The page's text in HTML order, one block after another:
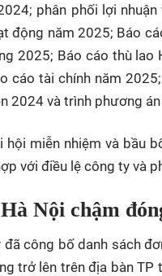
phân phối lợi
động năm 2025; Báo
2025; Báo cáo thù lao
cáo tài chính năm
2024 và trình phương
miễn nhiệm và bầu
với điều lệ công ty và
Nội chậm
đã công bố danh sách
trở lên trên địa bàn